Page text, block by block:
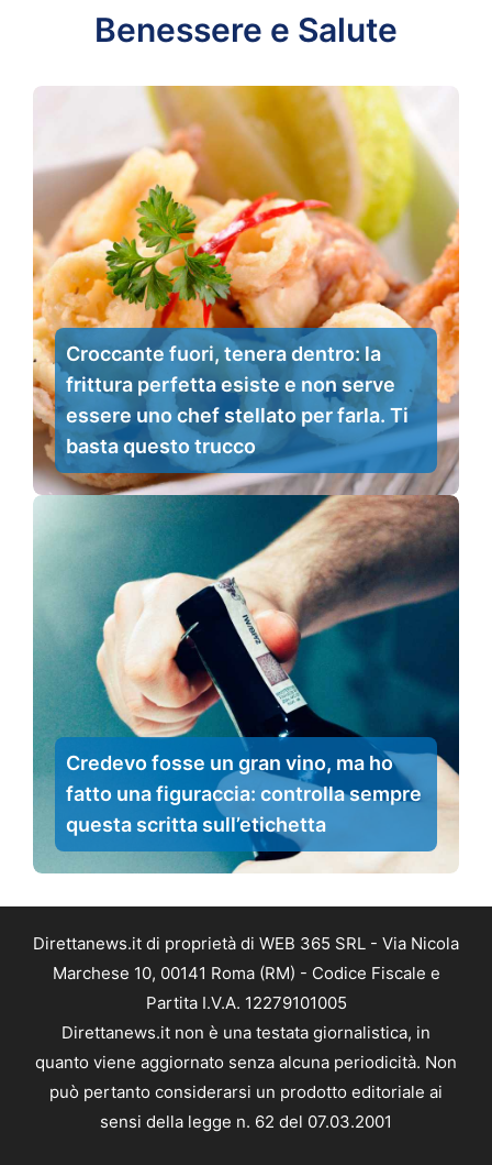
Benessere e Salute
Croccante fuori, tenera dentro: la
frittura perfetta esiste e non serve
essere uno chef stellato per farla. Ti
basta questo trucco
Credevo fosse un gran vino, ma ho
fatto una figuraccia: controlla sempre
questa scritta sull’etichetta
Direttanews.it di proprietà di WEB 365 SRL - Via Nicola
Marchese 10, 00141 Roma (RM) - Codice Fiscale e
Partita I.V.A. 12279101005
Direttanews.it non è una testata giornalistica, in
quanto viene aggiornato senza alcuna periodicità. Non
può pertanto considerarsi un prodotto editoriale ai
sensi della legge n. 62 del 07.03.2001